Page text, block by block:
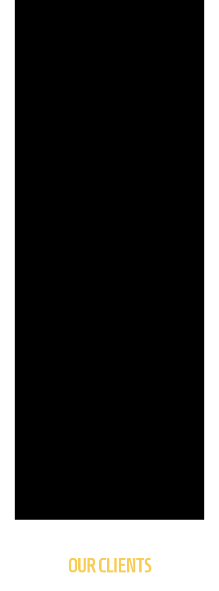
OUR CLIENTS